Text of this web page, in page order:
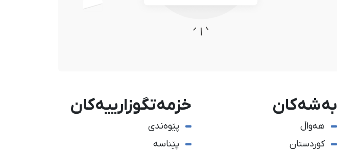
بەشەکان
هەواڵ
کوردستان
خزمەتگوزارییەکان
پێوەندی
پێناسە